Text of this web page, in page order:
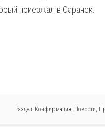
приезжал в Саранск.
Раздел: Конфирмация, Новости,